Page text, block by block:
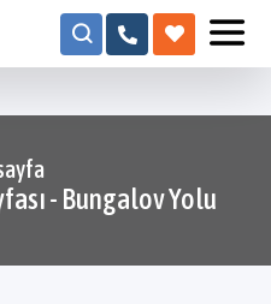
- Bungalov Yolu